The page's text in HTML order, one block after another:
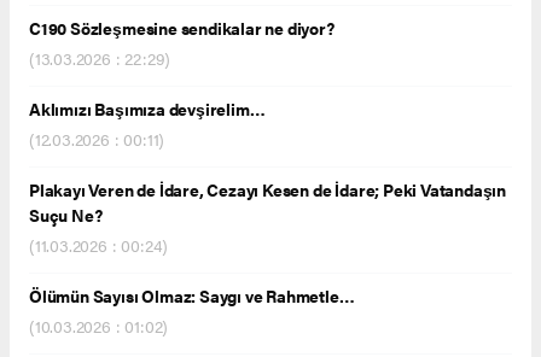
C190 Sözleşmesine sendikalar ne diyor?
(13.03.2026 : 22:29)
Aklımızı Başımıza devşirelim…
(12.03.2026 : 00:11)
Plakayı Veren de İdare, Cezayı Kesen de İdare; Peki Vatandaşın
Suçu Ne?
(11.03.2026 : 00:24)
Ölümün Sayısı Olmaz: Saygı ve Rahmetle…
(10.03.2026 : 01:02)